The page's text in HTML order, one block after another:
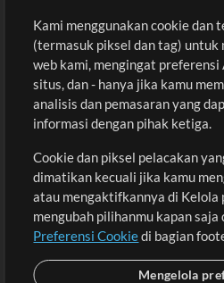
Pembelian
Beli Kredit
Konten Gratis
Permintaan Lagu
Lain-lain
Sesi
Kirimkan musik kamu
Playlist
MT Conference
Kami menggunakan cookie dan
(termasuk piksel dan tag) untuk
web kami, mengingat
situs, dan - hanya jika kamu
analisis dan pemasaran yang
informasi dengan pihak ketiga.
Cookie dan piksel pelacakan
dimatikan kecuali jika kamu
atau mengaktifkannya di Kelola
mengubah pilihanmu kapan saja
Preferensi Cookiedi bagian
Mengelola